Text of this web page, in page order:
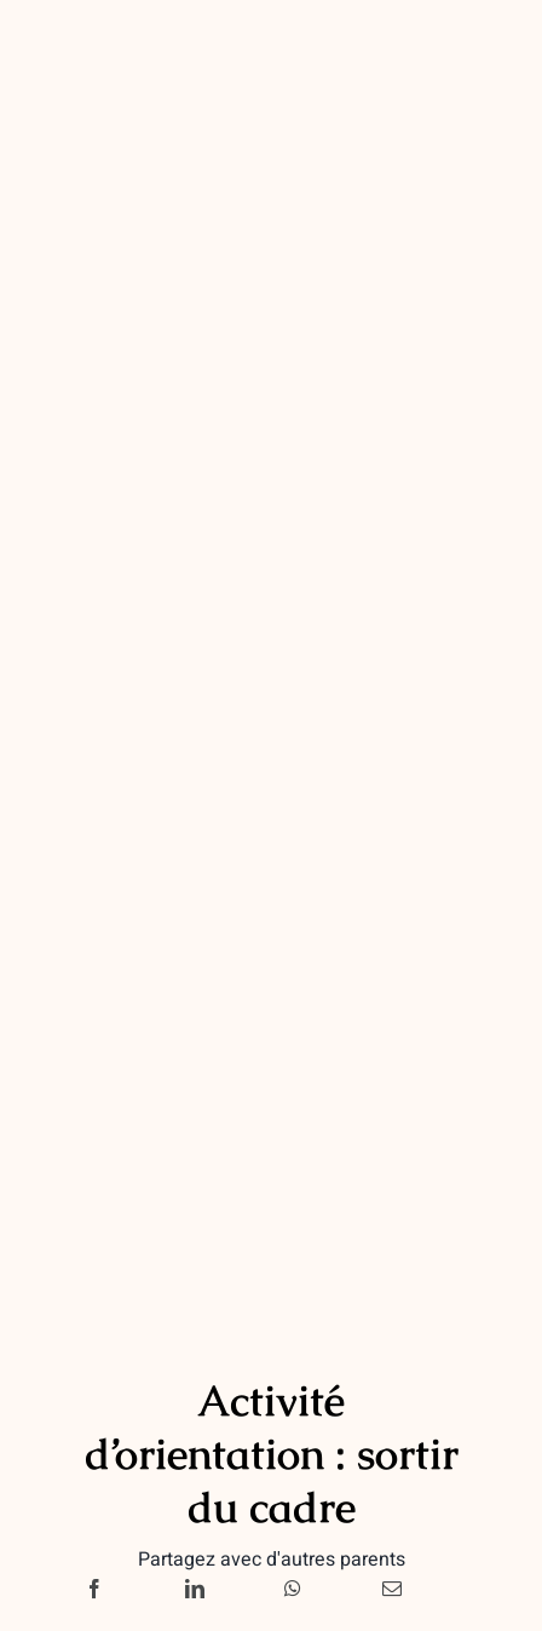
Activité
d’orientation : sortir
du cadre
Partagez avec d'autres parents